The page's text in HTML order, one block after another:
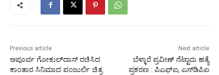
Previous article
ಅಪೂರ್ವ ಗೋಕುಲ್‍ದಾಸ್ ರಚಿಸಿದ
ಕಾಂತಾರ ಸಿನಿಮಾದ ಪಂಜುರ್ಲಿ ಚಿತ್ರ
Next article
ಬೆಳ್ಳಾರೆ ಪ್ರವೀಣ್ ನೆಟ್ಟಾರು ಹತ್ಯೆ
ಪ್ರಕರಣ : ಪಿಎಫ್‍ಐ, ಎಸ್‍ಡಿಪಿಐ